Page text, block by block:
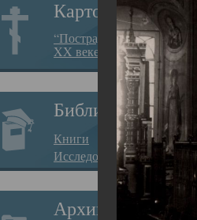
Картотека
“Пострадавшие за веру в
XX веке на Севере”
Библиотека
Книги
Исследования
Архив